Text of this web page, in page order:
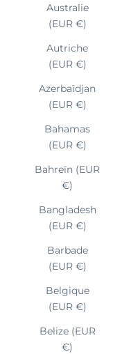
Australie
(EUR €)
Autriche
(EUR €)
Azerbaïdjan
(EUR €)
Bahamas
(EUR €)
Bahreïn (EUR
€)
Bangladesh
(EUR €)
Barbade
(EUR €)
Belgique
(EUR €)
Belize (EUR
€)